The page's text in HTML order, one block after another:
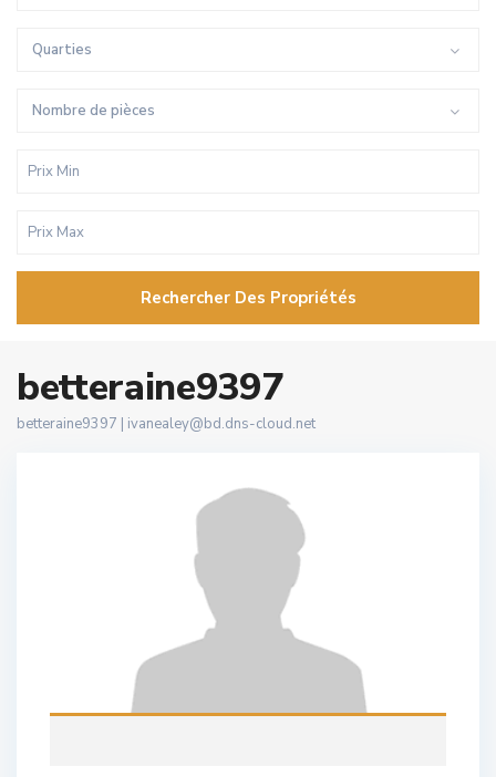
Quarties
Nombre de pièces
Rechercher Des Propriétés
betteraine9397
betteraine9397 | ivanealey@bd.dns-cloud.net